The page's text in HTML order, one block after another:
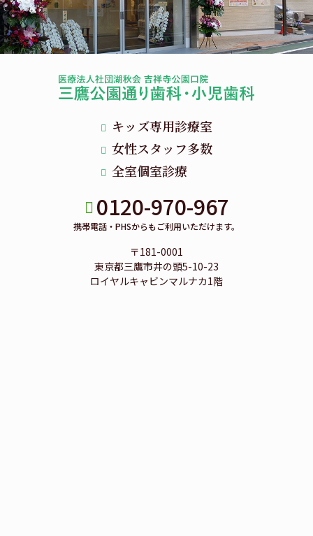
キッズ専用診療室
女性スタッフ多数
全室個室診療
0120-970-967
携帯電話・PHSからもご利用いただけます。
〒181-0001
東京都三鷹市井の頭5-10-23
ロイヤルキャビンマルナカ1階